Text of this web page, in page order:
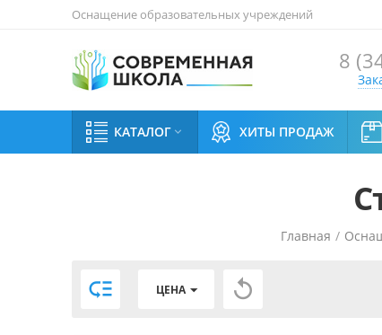
Оснащение образовательных учреждений
8
КАТАЛОГ  ХИТЫ ПРОДАЖ
Главная /
 ЦЕНА 